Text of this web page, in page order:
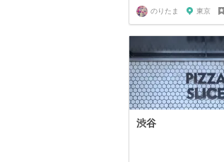
のりたま 東京
渋谷